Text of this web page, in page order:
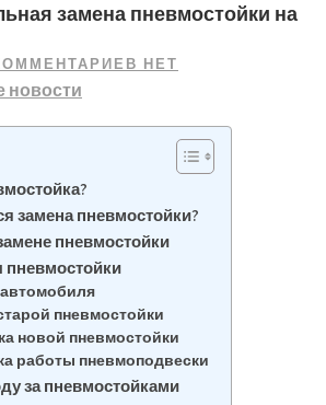
замена пневмостойки на
НЕТ
замена пневмостойки?
пневмостойки
пневмостойки
новой пневмостойки
работы пневмоподвески
за пневмостойками